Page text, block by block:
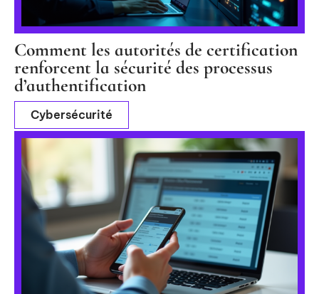
Comment les autorités de certification
renforcent la sécurité des processus
d’authentification
Cybersécurité